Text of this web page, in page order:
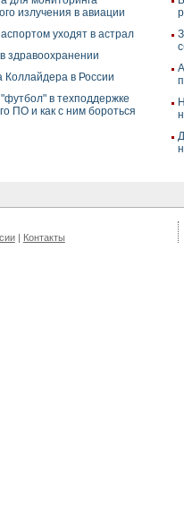
излучения в авиации
уходят в астрал
здравоохранении
Коллайдера в России
в техподдержке
ПО и как с ним бороться
Контакты